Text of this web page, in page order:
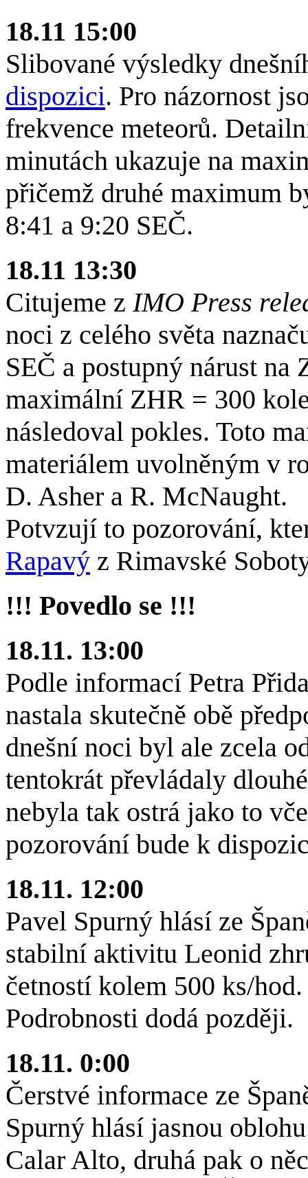
18.11 15:00
Slibované výsledky
dispozici. Pro názornost
frekvence meteorů.
minutách ukazuje na
přičemž druhé maximum
8:41 a 9:20 SEČ.
18.11 13:30
Citujeme z IMO Press
noci z celého světa
SEČ a postupný nárust na
maximální ZHR = 300
následoval pokles. Toto
materiálem uvolněným v
D. Asher a R. McNaught.
Potvzují to pozorování,
Rapavý z Rimavské
!!! Povedlo se !!!
18.11. 13:00
Podle informací Petra
nastala skutečně obě
dnešní noci byl ale zcela
tentokrát převládaly
nebyla tak ostrá jako to
pozorování bude k
18.11. 12:00
Pavel Spurný hlásí ze
stabilní aktivitu Leonid
četností kolem 500 ks/
Podrobnosti dodá později.
18.11. 0:00
Čerstvé informace ze
Spurný hlásí jasnou
Calar Alto, druhá pak o